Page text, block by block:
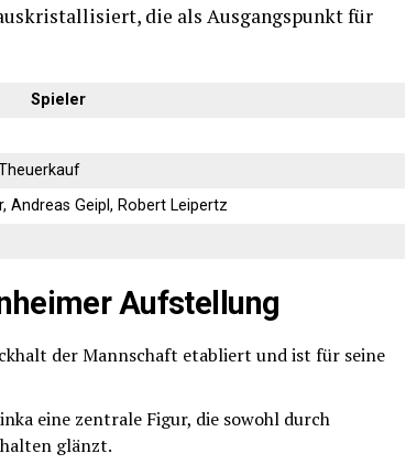
die als Ausgangspunkt für
Spieler
Andreas Geipl, Robert Leipertz
Aufstellung
der Mannschaft etabliert und ist für seine
eine zentrale Figur, die sowohl durch
glänzt.